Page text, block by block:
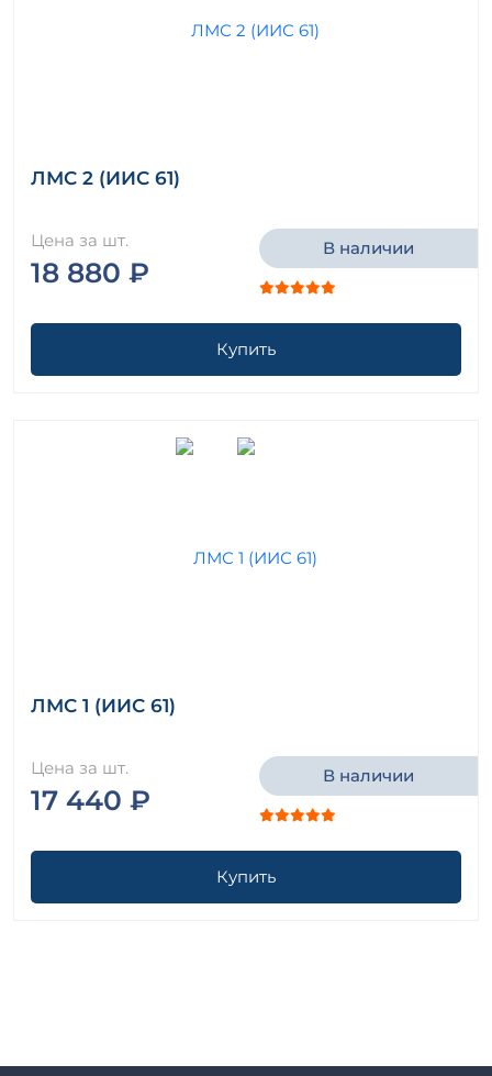
ЛМС 2 (ИИС 61)
Цена за шт.
18 880 ₽
В наличии
Купить
ЛМС 1 (ИИС 61)
Цена за шт.
17 440 ₽
В наличии
Купить